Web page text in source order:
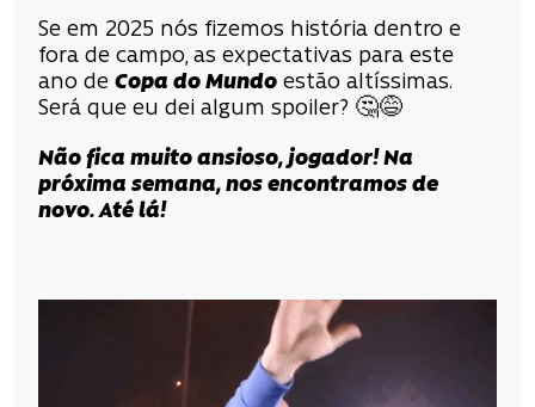
Se em 2025 nós fizemos história dentro e
fora de campo, as expectativas para este
ano de Copa do Mundo estão altíssimas.
Será que eu dei algum spoiler? 🤔😅
Não fica muito ansioso, jogador! Na
próxima semana, nos encontramos de
novo. Até lá!